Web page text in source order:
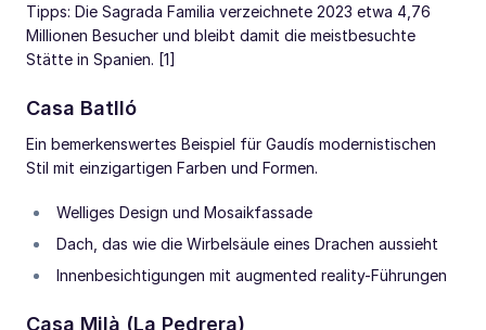
Tipps: Die Sagrada Familia verzeichnete 2023 etwa 4,76
Millionen Besucher und bleibt damit die meistbesuchte
Stätte in Spanien. [1]
Casa Batlló
Ein bemerkenswertes Beispiel für Gaudís modernistischen
Stil mit einzigartigen Farben und Formen.
Welliges Design und Mosaikfassade
Dach, das wie die Wirbelsäule eines Drachen aussieht
Innenbesichtigungen mit augmented reality-Führungen
Casa Milà (La Pedrera)